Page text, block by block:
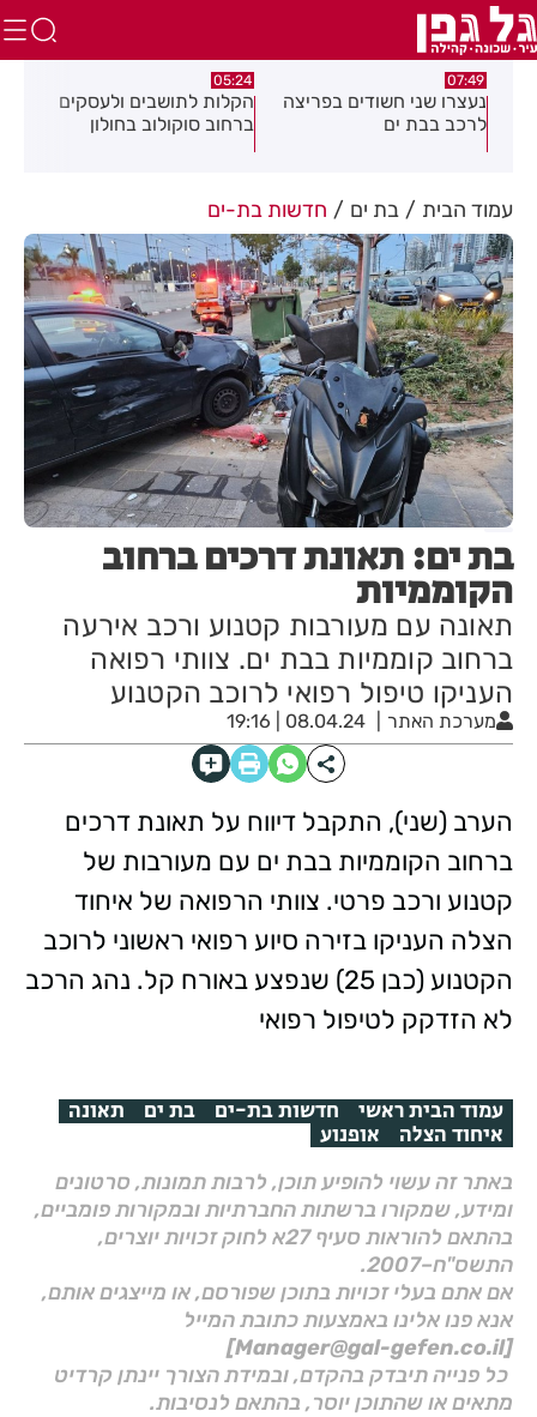
07:49
נעצרו שני חשודים בפריצה
לרכב בבת ים
05:24
הקלות לתושבים ולעסקים
ברחוב סוקולוב בחולון
עמוד הבית בת ים חדשות בת-ים
בת ים: תאונת דרכים ברחוב
הקוממיות
תאונה עם מעורבות קטנוע ורכב אירעה
ברחוב קוממיות בבת ים. צוותי רפואה
העניקו טיפול רפואי לרוכב הקטנוע
מערכת האתר 08.04.24 | 19:16
הערב (שני), התקבל דיווח על תאונת דרכים
ברחוב הקוממיות בבת ים עם מעורבות של
קטנוע ורכב פרטי. צוותי הרפואה של איחוד
הצלה העניקו בזירה סיוע רפואי ראשוני לרוכב
הקטנוע (כבן 25) שנפצע באורח קל. נהג הרכב
לא הזדקק לטיפול רפואי
עמוד הבית ראשי חדשות בת-ים בת ים תאונה
איחוד הצלה אופנוע
באתר זה עשוי להופיע תוכן, לרבות תמונות, סרטונים
ומידע, שמקורו ברשתות החברתיות ובמקורות פומביים,
בהתאם להוראות סעיף 27א לחוק זכויות יוצרים,
התשס"ח–2007.
אם אתם בעלי זכויות בתוכן שפורסם, או מייצגים אותם,
אנא פנו אלינו באמצעות כתובת המייל
[Manager@gal-gefen.co.il]
כל פנייה תיבדק בהקדם, ובמידת הצורך יינתן קרדיט
מתאים או שהתוכן יוסר, בהתאם לנסיבות.